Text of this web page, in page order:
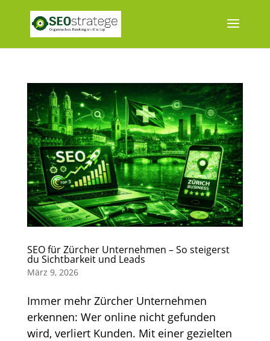
SEO für Zürcher Unternehmen – So steigerst
du Sichtbarkeit und Leads
März 9, 2026
Immer mehr Zürcher Unternehmen
erkennen: Wer online nicht gefunden
wird, verliert Kunden. Mit einer gezielten